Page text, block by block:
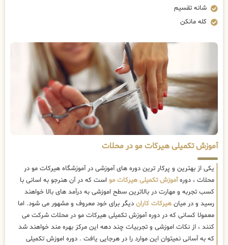
شانه تقسیم
کله مانکن
آموزش تکمیلی هیرکات مو در محلات
یکی از بهترین و پرکار ترین دوره های آموزشی در آموزشگاه هیرکات مو در
محلات ، دورهآموزش تکمیلی هیرکات مو است که در آن هنرجو به اسانی با
کسب تجربه و مهارت در بالاترین سطح اموزشی به درآمد های بالا خواهند
رسید و در میان هیرکات کاران دیگر برای خود معروف و مشهور می شود. اما
معمولا کسانی که در دوره آموزش تکمیلی هیرکات مو در محلات شرکت می
کنند ، از نکات اموزشی و تجربیات چند دهه این مرکز بهره مند خواهند شد
که به آسانی نمیتوان این موارد را در هرجایی یافت . دوره اموزش تکمیلی